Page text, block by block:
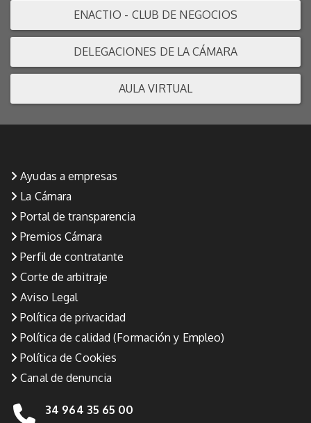
ENACTIO - CLUB DE NEGOCIOS
DELEGACIONES DE LA CÁMARA
AULA VIRTUAL
Ayudas a empresas
La Cámara
Portal de transparencia
Premios Cámara
Perfil de contratante
Corte de arbitraje
Aviso Legal
Política de privacidad
Política de calidad (Formación y Empleo)
Política de Cookies
Canal de denuncia
34 964 35 65 00